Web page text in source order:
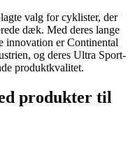
valg for cyklister, der
dæk. Med deres lange
innovation er Continental
og deres Ultra Sport-
produktkvalitet.
produkter til